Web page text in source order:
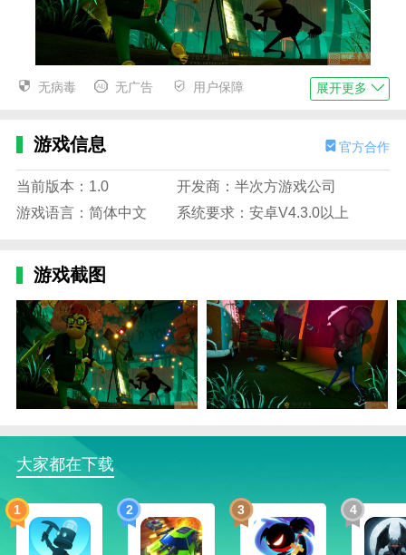
你好访客2亮点
访者的不同秘密，就需要完美地发现真相。
2.我们需要打乱坏人的计划，逐渐在游戏中找到他们。
比赛结束后，我们就住在这个地方。这个游戏很有趣。
你好访客2优势
1.你好访客2你可以充分发挥你的思维能力，因为这个
游戏很考验玩家的思维和逻辑能力。
2.比赛中最重要的比赛。可以在游戏中熟练的与对手的
阵容决斗，运用策略取胜。
角色会带来不同的游戏体验。
4，你好访客2游戏中场景的气氛很吓人。你必须不断调
整思路，寻找更多的道具和线索。
你好访客2怎么玩？
无病毒 无广告 用户保障 展开更多
游戏信息 官方合作
当前版本：1.0
开发商：半次方游戏公司
游戏语言：简体中文
系统要求：安卓V4.3.0以上
游戏截图
大家都在下载
1 2 3 4